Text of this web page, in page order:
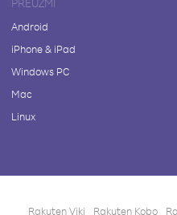
PREUZMI
Android
iPhone & iPad
Windows PC
Mac
Linux
Rakuten Viki Rakuten Kobo